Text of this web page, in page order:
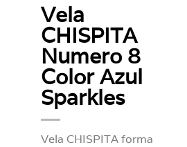
Vela
CHISPITA
Numero 8
Color Azul
Sparkles
Vela CHISPITA forma